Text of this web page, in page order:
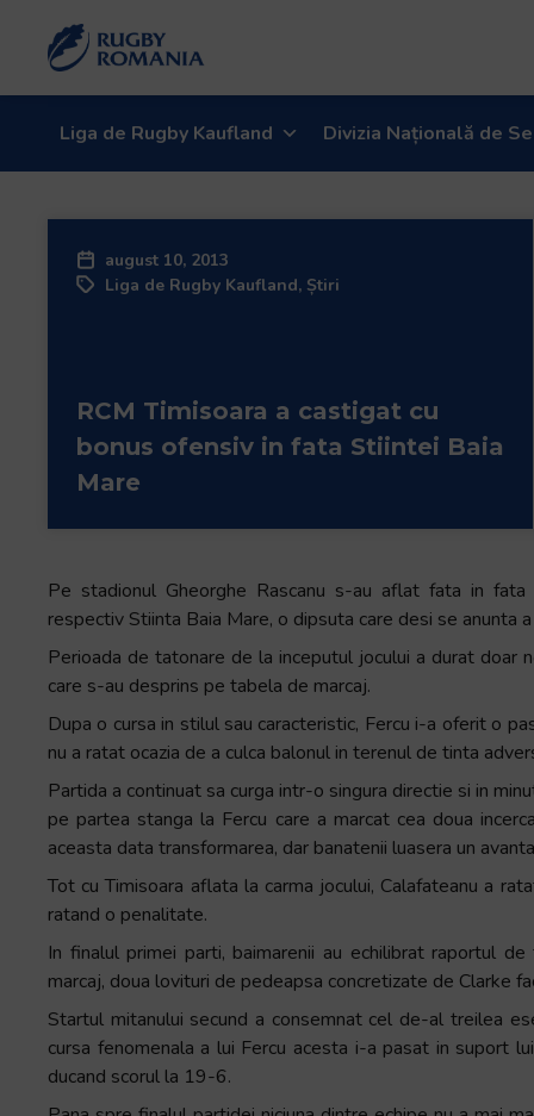
Liga de Rugby Kaufland Divizia Națională de
august 10, 2013
Liga de Rugby Kaufland, Știri
RCM Timisoara a castigat cu
bonus ofensiv in fata Stiintei Baia
Mare
Pe stadionul Gheorghe Rascanu s-au aflat fata in fata
respectiv Stiinta Baia Mare, o dipsuta care desi se anunta
Perioada de tatonare de la inceputul jocului a durat doar
care s-au desprins pe tabela de marcaj.
Dupa o cursa in stilul sau caracteristic, Fercu i-a oferit o
nu a ratat ocazia de a culca balonul in terenul de tinta
Partida a continuat sa curga intr-o singura directie si in
pe partea stanga la Fercu care a marcat cea doua
aceasta data transformarea, dar banatenii luasera un
Tot cu Timisoara aflata la carma jocului, Calafateanu a
ratand o penalitate.
In finalul primei parti, baimarenii au echilibrat raportul
marcaj, doua lovituri de pedeapsa concretizate de Clarke
Startul mitanului secund a consemnat cel de-al treilea
cursa fenomenala a lui Fercu acesta i-a pasat in suport
ducand scorul la 19-6.